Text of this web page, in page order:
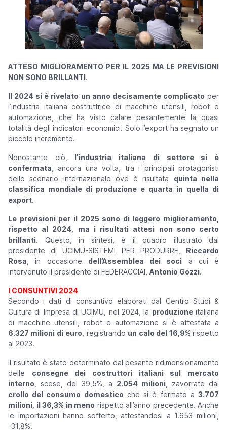
ATTESO MIGLIORAMENTO PER IL 2025 MA LE PREVISIONI
NON SONO BRILLANTI.
Il 2024 si è rivelato un anno decisamente complicato per
l’industria italiana costruttrice di macchine utensili, robot e
automazione, che ha visto calare pesantemente la quasi
totalità degli indicatori economici. Solo l’export ha segnato un
piccolo incremento.
Nonostante ciò, l’industria italiana di settore si è
confermata , ancora una volta, tra i principali protagonisti
dello scenario internazionale ove è risultata quinta nella
classifica mondiale di produzione e quarta in quella di
export.
Le previsioni per il 2025 sono di leggero miglioramento,
rispetto al 2024, ma i risultati attesi non sono certo
brillanti. Questo, in sintesi, è il quadro illustrato dal
presidente di UCIMU-SISTEMI PER PRODURRE, Riccardo
Rosa , in occasione dell’Assemblea dei soci a cui è
intervenuto il presidente di FEDERACCIAI, Antonio Gozzi.
I CONSUNTIVI 2024
Secondo i dati di consuntivo elaborati dal Centro Studi &
Cultura di Impresa di UCIMU, nel 2024, la produzioneitaliana
di macchine utensili, robot e automazione si è attestata a
6.327 milioni di euro , registrando un calo del 16,9% rispetto
al 2023.
Il risultato è stato determinato dal pesante ridimensionamento
delle consegne dei costruttori italiani sul mercato
interno , scese, del 39,5%, a 2.054 milioni , zavorrate dal
crollo del consumo domestico che si è fermato a3.707
milioni, il 36,3% in meno rispetto all’anno precedente. Anche
le importazioni hanno sofferto, attestandosi a 1.653 milioni,
-31,8%.